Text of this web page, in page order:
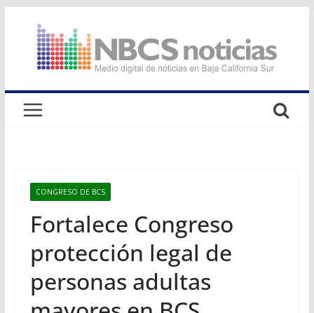
contenido
CONGRESO DE BCS
Fortalece Congreso
protección legal de
personas adultas